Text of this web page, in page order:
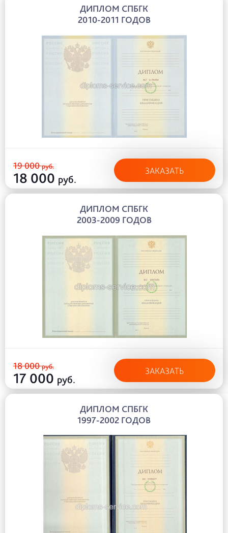
ДИПЛОМ СПБГК
2010-2011 ГОДОВ
19 000руб.
18 000 руб.
ЗАКАЗАТЬ
ДИПЛОМ СПБГК
2003-2009 ГОДОВ
18 000руб.
17 000 руб.
ЗАКАЗАТЬ
ДИПЛОМ СПБГК
1997-2002 ГОДОВ